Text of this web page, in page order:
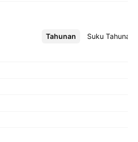
Tahunan Suku Tahunan
Lebih